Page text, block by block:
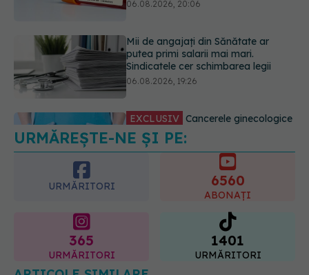
EXCLUSIV
Cancerele ginecologice
care pot fi tratate fără operație. Dr.
Sorin Bogdan (SANADOR): Chirurgia
este indicată doar punctual, pentru
anumite categorii de paciente
EXCLUSIV
Brahiterapie vs
radioterapie externă în cancerul
ginecologic. Dr. Sorin Bogdan
(SANADOR) explică diferența și
cum acționează tratamentul
URMĂREȘTE-NE ȘI PE:
URMĂRITORI 6560
ABONAȚI
365
URMĂRITORI
1401
URMĂRITORI
ARTICOLE SIMILARE